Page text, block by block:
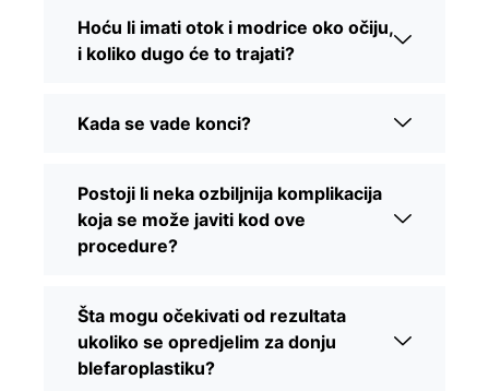
Hoću li imati otok i modrice oko očiju,
i koliko dugo će to trajati?
Kada se vade konci?
Postoji li neka ozbiljnija komplikacija
koja se može javiti kod ove
procedure?
Šta mogu očekivati od rezultata
ukoliko se opredjelim za donju
blefaroplastiku?